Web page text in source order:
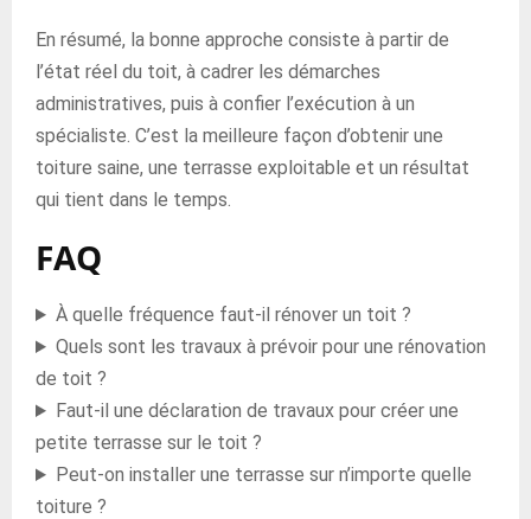
En résumé, la bonne approche consiste à partir de
l’état réel du toit, à cadrer les démarches
administratives, puis à confier l’exécution à un
spécialiste. C’est la meilleure façon d’obtenir une
toiture saine, une terrasse exploitable et un résultat
qui tient dans le temps.
FAQ
À quelle fréquence faut-il rénover un toit ?
Quels sont les travaux à prévoir pour une rénovation
de toit ?
Faut-il une déclaration de travaux pour créer une
petite terrasse sur le toit ?
Peut-on installer une terrasse sur n’importe quelle
toiture ?